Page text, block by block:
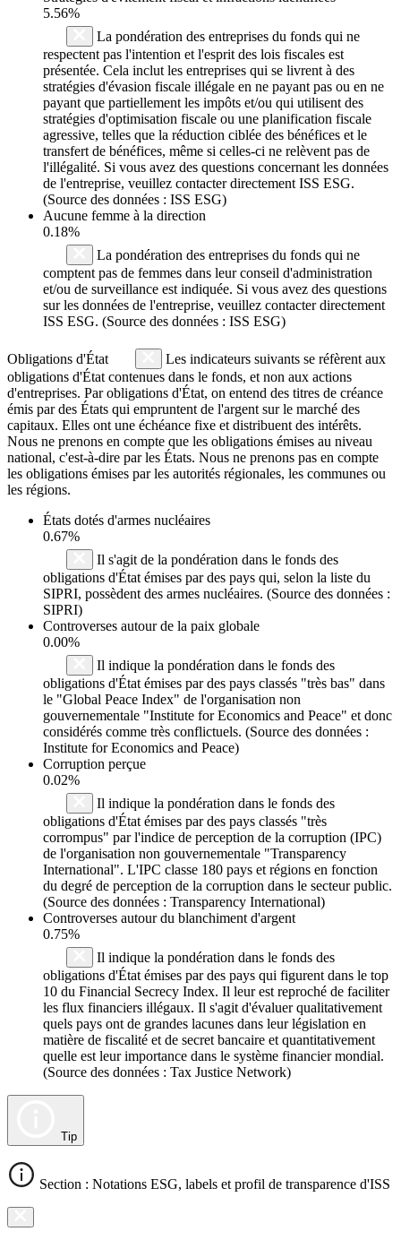
5.56%
La pondération des entreprises du fonds qui ne
respectent pas l'intention et l'esprit des lois fiscales est
présentée. Cela inclut les entreprises qui se livrent à des
stratégies d'évasion fiscale illégale en ne payant pas ou en ne
payant que partiellement les impôts et/ou qui utilisent des
stratégies d'optimisation fiscale ou une planification fiscale
agressive, telles que la réduction ciblée des bénéfices et le
transfert de bénéfices, même si celles-ci ne relèvent pas de
l'illégalité. Si vous avez des questions concernant les données
de l'entreprise, veuillez contacter directement ISS ESG.
(Source des données : ISS ESG)
Aucune femme à la direction
0.18%
La pondération des entreprises du fonds qui ne
comptent pas de femmes dans leur conseil d'administration
et/ou de surveillance est indiquée. Si vous avez des questions
sur les données de l'entreprise, veuillez contacter directement
ISS ESG. (Source des données : ISS ESG)
Obligations d'État
Les indicateurs suivants se réfèrent aux
obligations d'État contenues dans le fonds, et non aux actions
d'entreprises. Par obligations d'État, on entend des titres de créance
émis par des États qui empruntent de l'argent sur le marché des
capitaux. Elles ont une échéance fixe et distribuent des intérêts.
Nous ne prenons en compte que les obligations émises au niveau
national, c'est-à-dire par les États. Nous ne prenons pas en compte
les obligations émises par les autorités régionales, les communes ou
les régions.
États dotés d'armes nucléaires
0.67%
Il s'agit de la pondération dans le fonds des
obligations d'État émises par des pays qui, selon la liste du
SIPRI, possèdent des armes nucléaires. (Source des données :
SIPRI)
Controverses autour de la paix globale
0.00%
Il indique la pondération dans le fonds des
obligations d'État émises par des pays classés "très bas" dans
le "Global Peace Index" de l'organisation non
gouvernementale "Institute for Economics and Peace" et donc
considérés comme très conflictuels. (Source des données :
Institute for Economics and Peace)
Corruption perçue
0.02%
Il indique la pondération dans le fonds des
obligations d'État émises par des pays classés "très
corrompus" par l'indice de perception de la corruption (IPC)
de l'organisation non gouvernementale "Transparency
International". L'IPC classe 180 pays et régions en fonction
du degré de perception de la corruption dans le secteur public.
(Source des données : Transparency International)
Controverses autour du blanchiment d'argent
0.75%
Il indique la pondération dans le fonds des
obligations d'État émises par des pays qui figurent dans le top
10 du Financial Secrecy Index. Il leur est reproché de faciliter
les flux financiers illégaux. Il s'agit d'évaluer qualitativement
quels pays ont de grandes lacunes dans leur législation en
matière de fiscalité et de secret bancaire et quantitativement
quelle est leur importance dans le système financier mondial.
(Source des données : Tax Justice Network)
Tip
Section : Notations ESG, labels et profil de transparence d'ISS